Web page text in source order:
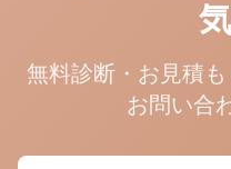
無料診断・お見積
お問い合